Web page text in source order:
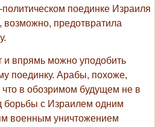
поединке Израиля
возможно, предотвратила
и впрямь можно уподобить
поединку. Арабы, похоже,
в обозримом будущем не в
борьбы с Израилем одним
военным уничтожением